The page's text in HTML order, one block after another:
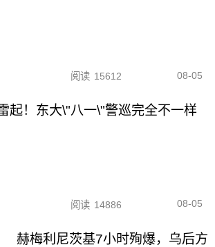
阅读 15612 08-05
起！东大\"八一\"警巡完全不一样
阅读 14886 08-05
赫梅利尼茨基7小时殉爆，乌后方